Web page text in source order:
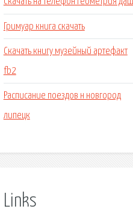
Гримуар книга скачать
Скачать книгу музейный артефакт
fb2
Расписание поездов н новгород
липецк
Links